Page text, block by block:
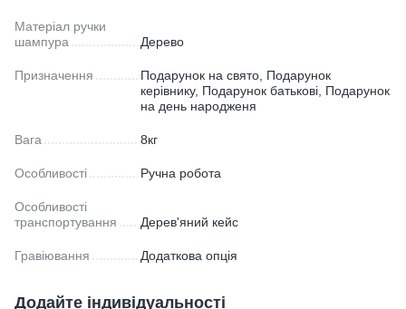
Матеріал ручки
шампура
Дерево
Призначення
Подарунок на свято, Подарунок
керівнику, Подарунок батькові, Подарунок
на день народженя
Вага 8кг
Особливості Ручна робота
Особливості
транспортування
Дерев'яний кейс
Гравіювання Додаткова опція
Додайте індивідуальності